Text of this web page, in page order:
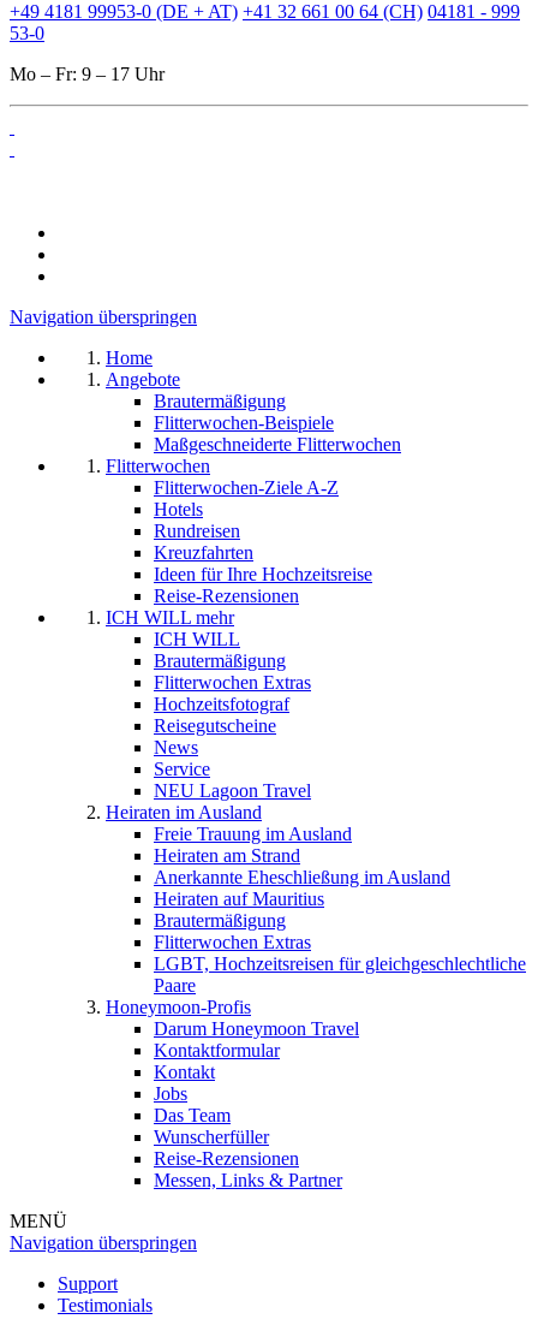
+49 4181 99953-0 (DE + AT) +41 32 661 00 64 (CH) 04181 - 999
53-0
Mo – Fr: 9 – 17 Uhr
Navigation überspringen
Home
Angebote
Brautermäßigung
Flitterwochen-Beispiele
Maßgeschneiderte Flitterwochen
Flitterwochen
Flitterwochen-Ziele A-Z
Hotels
Rundreisen
Kreuzfahrten
Ideen für Ihre Hochzeitsreise
Reise-Rezensionen
ICH WILL mehr
ICH WILL
Brautermäßigung
Flitterwochen Extras
Hochzeitsfotograf
Reisegutscheine
News
Service
NEU Lagoon Travel
Heiraten im Ausland
Freie Trauung im Ausland
Heiraten am Strand
Anerkannte Eheschließung im Ausland
Heiraten auf Mauritius
Brautermäßigung
Flitterwochen Extras
LGBT, Hochzeitsreisen für gleichgeschlechtliche
Paare
Honeymoon-Profis
Darum Honeymoon Travel
Kontaktformular
Kontakt
Jobs
Das Team
Wunscherfüller
Reise-Rezensionen
Messen, Links & Partner
MENÜ
Navigation überspringen
Support
Testimonials